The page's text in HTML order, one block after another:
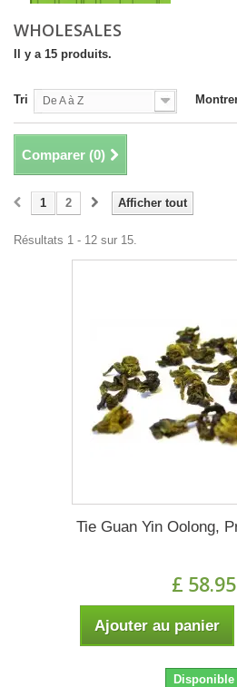
WHOLESALES
Il y a 15 produits.
Tri De A à Z
Comparer (0)
Afficher tout
1 2
Résultats 1 - 12 sur 15.
Tie Guan Yin Oolong,
£ 58.95
Ajouter au panier
Disponible